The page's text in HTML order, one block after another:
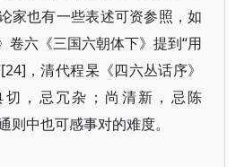
家也有一些表述可资参照，如
卷六《三国六朝体下》提到“用
，清代程杲《四六丛话序》
，忌冗杂；尚清新，忌陈
则中也可感事对的难度。